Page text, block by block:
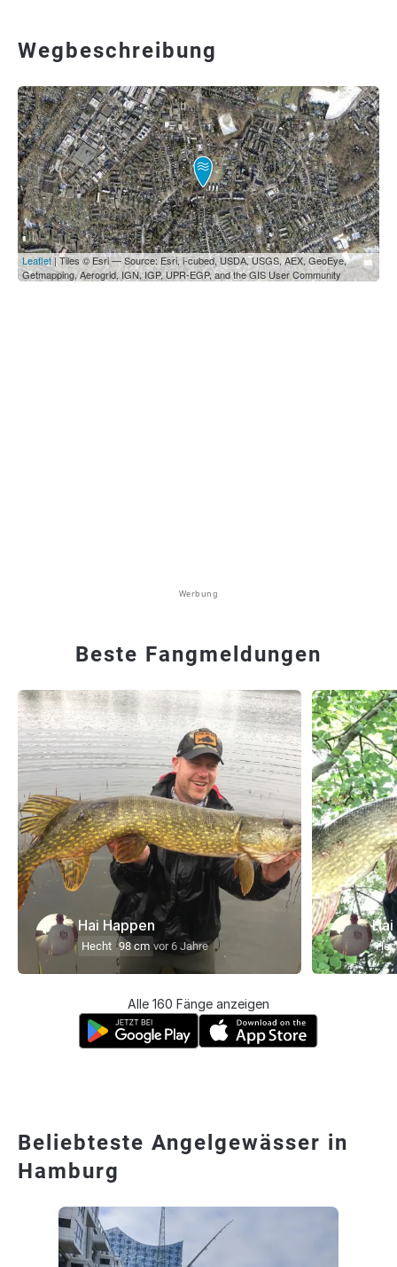
Wegbeschreibung
Leaflet| Tiles © Esri — Source: Esri, i-cubed, USDA, USGS, AEX, GeoEye,
Getmapping, Aerogrid, IGN, IGP, UPR-EGP, and the GIS User Community
Werbung
Beste Fangmeldungen
Hai Happen
Hecht 98 cm vor 6 Jahre
Alle 160 Fänge anzeigen
Beliebteste Angelgewässer in
Hamburg